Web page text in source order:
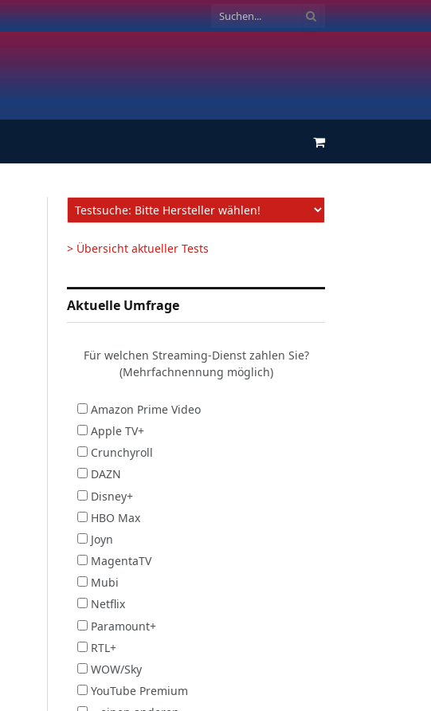
Einkaufswagen
> Übersicht aktueller Tests
Aktuelle Umfrage
Für welchen Streaming-Dienst zahlen Sie?
(Mehrfachnennung möglich)
Amazon Prime Video
Apple TV+
Crunchyroll
DAZN
Disney+
HBO Max
Joyn
MagentaTV
Mubi
Netflix
Paramount+
RTL+
WOW/Sky
YouTube Premium